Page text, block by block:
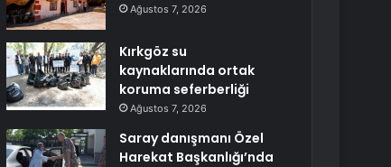
Ağustos 7, 2026
Kırkgöz su
kaynaklarında ortak
koruma seferberliği
Ağustos 7, 2026
Saray danışmanı Özel
Harekat Başkanlığı’nda